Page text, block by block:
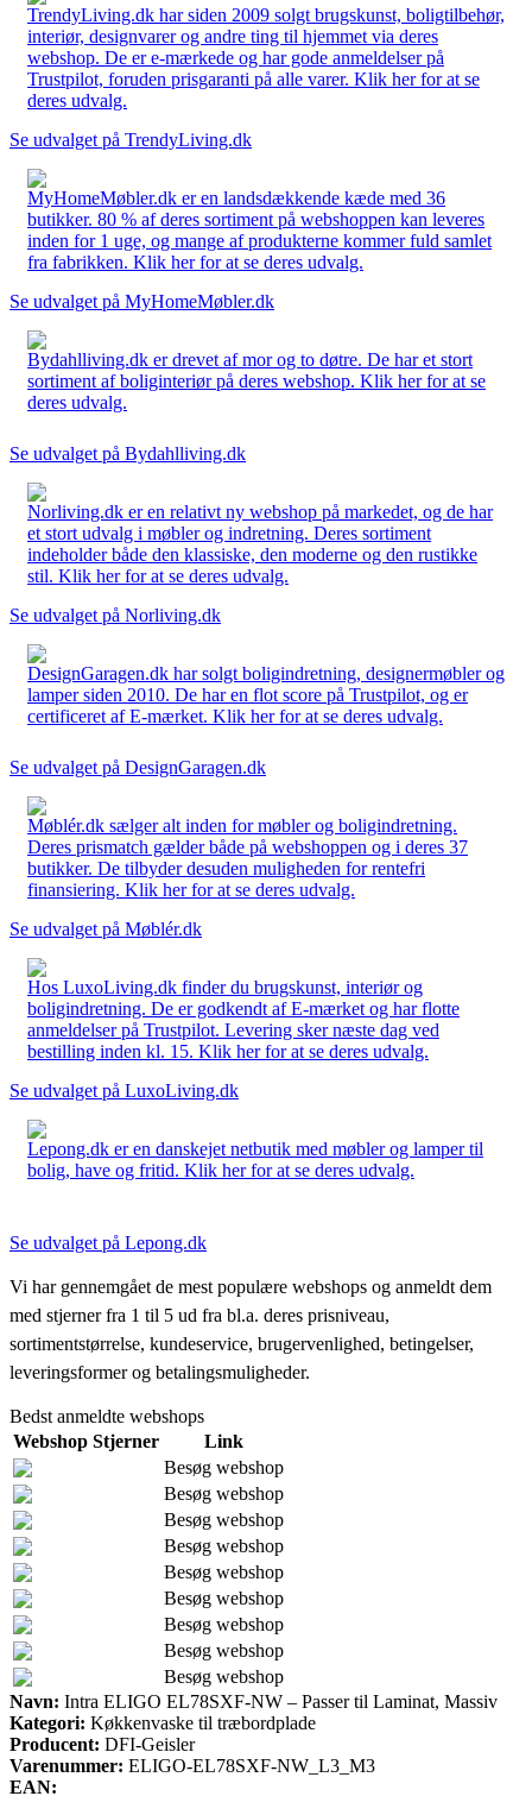
TrendyLiving.dk har siden 2009 solgt brugskunst, boligtilbehør,
interiør, designvarer og andre ting til hjemmet via deres
webshop. De er e-mærkede og har gode anmeldelser på
Trustpilot, foruden prisgaranti på alle varer. Klik her for at se
deres udvalg.
Se udvalget på TrendyLiving.dk
MyHomeMøbler.dk er en landsdækkende kæde med 36
butikker. 80 % af deres sortiment på webshoppen kan leveres
inden for 1 uge, og mange af produkterne kommer fuld samlet
fra fabrikken. Klik her for at se deres udvalg.
Se udvalget på MyHomeMøbler.dk
Bydahlliving.dk er drevet af mor og to døtre. De har et stort
sortiment af boliginteriør på deres webshop. Klik her for at se
deres udvalg.
Se udvalget på Bydahlliving.dk
Norliving.dk er en relativt ny webshop på markedet, og de har
et stort udvalg i møbler og indretning. Deres sortiment
indeholder både den klassiske, den moderne og den rustikke
stil. Klik her for at se deres udvalg.
Se udvalget på Norliving.dk
DesignGaragen.dk har solgt boligindretning, designermøbler og
lamper siden 2010. De har en flot score på Trustpilot, og er
certificeret af E-mærket. Klik her for at se deres udvalg.
Se udvalget på DesignGaragen.dk
Møblér.dk sælger alt inden for møbler og boligindretning.
Deres prismatch gælder både på webshoppen og i deres 37
butikker. De tilbyder desuden muligheden for rentefri
finansiering. Klik her for at se deres udvalg.
Se udvalget på Møblér.dk
Hos LuxoLiving.dk finder du brugskunst, interiør og
boligindretning. De er godkendt af E-mærket og har flotte
anmeldelser på Trustpilot. Levering sker næste dag ved
bestilling inden kl. 15. Klik her for at se deres udvalg.
Se udvalget på LuxoLiving.dk
Lepong.dk er en danskejet netbutik med møbler og lamper til
bolig, have og fritid. Klik her for at se deres udvalg.
Se udvalget på Lepong.dk
Vi har gennemgået de mest populære webshops og anmeldt dem
med stjerner fra 1 til 5 ud fra bl.a. deres prisniveau,
sortimentstørrelse, kundeservice, brugervenlighed, betingelser,
leveringsformer og betalingsmuligheder.
Bedst anmeldte webshops
Webshop Stjerner
Link
Besøg webshop
Besøg webshop
Besøg webshop
Besøg webshop
Besøg webshop
Besøg webshop
Besøg webshop
Besøg webshop
Besøg webshop
Navn: Intra ELIGO EL78SXF-NW – Passer til Laminat, Massiv
Kategori: Køkkenvaske til træbordplade
Producent: DFI-Geisler
Varenummer: ELIGO-EL78SXF-NW_L3_M3
EAN: